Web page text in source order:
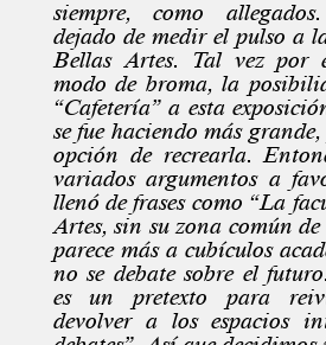
siempre, como
dejado de medir el pulso a
Bellas Artes. Tal vez por
modo de broma, la
“Cafetería” a esta
se fue haciendo más
opción de recrearla.
variados argumentos a
llenó de frases como “La
Artes, sin su zona común
parece más a cubículos
no se debate sobre el
es un pretexto para
devolver a los espacios